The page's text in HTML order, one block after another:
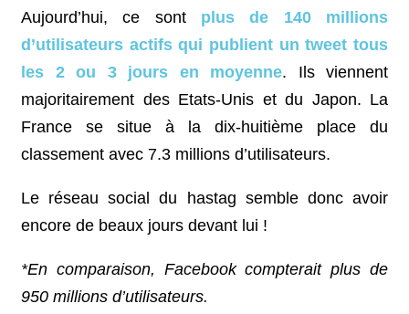
Aujourd’hui, ce sontplus de 140 millions
d’utilisateurs actifs qui publient un tweet tous
les 2 ou 3 jours en moyenne. Ils viennent
majoritairement des Etats-Unis et du Japon. La
France se situe à la dix-huitième place du
classement avec 7.3 millions d’utilisateurs.
Le réseau social du hastag semble donc avoir
encore de beaux jours devant lui !
*En comparaison, Facebook compterait plus de
950 millions d’utilisateurs.